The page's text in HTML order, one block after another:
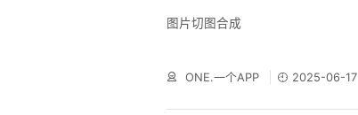
图片切图合成
ONE.一个APP 2025-06-17